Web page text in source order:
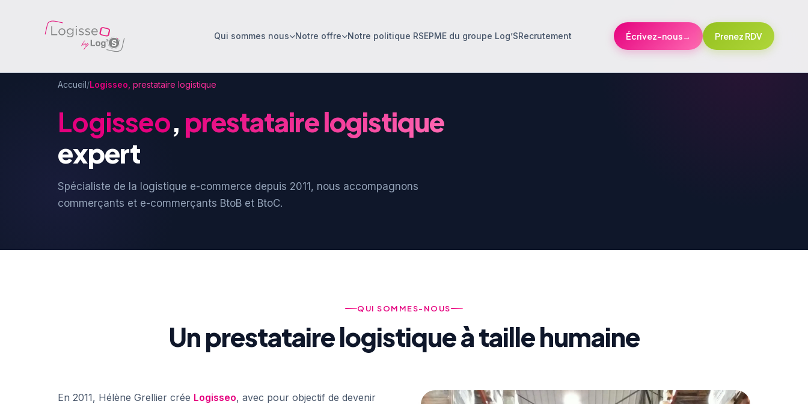
Qui sommes nous Notre offre Notre politique RSEPME du groupe Log’SRecrutement Écrivez-nous→ Prenez RDV
Accueil/Logisseo , prestataire logistique
Logisseo, prestataire logistique
expert
Spécialiste de la logistique e-commerce depuis 2011, nous accompagnons
commerçants et e-commerçants BtoB et BtoC.
QUI SOMMES-NOUS
Un prestataire logistique à taille humaine
En 2011, Hélène Grellier crée Logisseo, avec pour objectif de devenir